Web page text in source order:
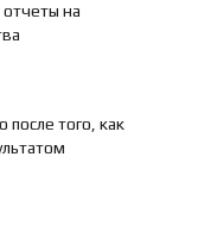
того, как
на